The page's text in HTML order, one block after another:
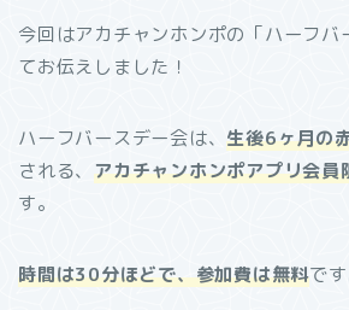
今回はアカチャンホンポの「ハーフバ
てお伝えしました！
ハーフバースデー会は、生後6ヶ月の
される、アカチャンホンポアプリ会員
す。
時間は30分ほどで、参加費は無料です